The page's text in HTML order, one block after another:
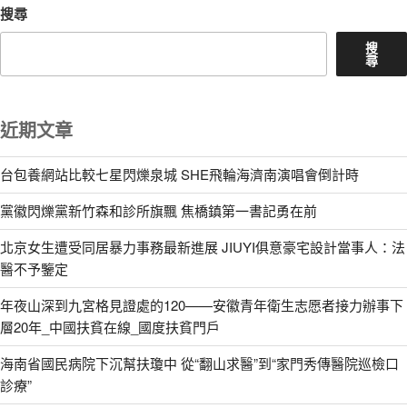
搜尋
搜
尋
近期文章
台包養網站比較七星閃爍泉城 SHE飛輪海濟南演唱會倒計時
黨徽閃爍黨新竹森和診所旗飄 焦橋鎮第一書記勇在前
北京女生遭受同居暴力事務最新進展 JIUYI俱意豪宅設計當事人：法
醫不予鑒定
年夜山深到九宮格見證處的120——安徽青年衛生志愿者接力辦事下
層20年_中國扶貧在線_國度扶貧門戶
海南省國民病院下沉幫扶瓊中 從“翻山求醫”到“家門秀傳醫院巡檢口
診療”